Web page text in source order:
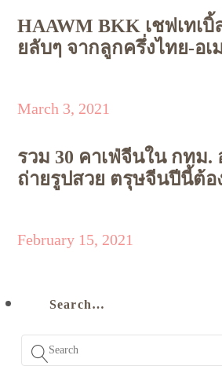
HAAWM BKK เชฟเทเบิ้
ยลับๆ จากลูกครึ่งไทย-อเ
March 3, 2021
รวม 30 คาเฟ่จีนใน กทม.
ถ่ายรูปสวย ตรุษจีนปีนี้ต้อ
February 15, 2021
Search…